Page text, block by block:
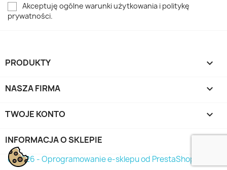
Akceptuję ogólne warunki użytkowania i politykę
prywatności.
PRODUKTY 
NASZA FIRMA 
TWOJE KONTO 
INFORMACJA O SKLEPIE
© 2026 - Oprogramowanie e-sklepu od PrestaShop™